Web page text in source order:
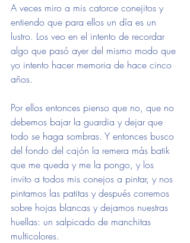
A veces miro a mis catorce conejitos y
entiendo que para ellos un día es un
lustro. Los veo en el intento de recordar
algo que pasó ayer del mismo modo que
yo intento hacer memoria de hace cinco
años.
Por ellos entonces pienso que no, que no
debemos bajar la guardia y dejar que
todo se haga sombras. Y entonces busco
del fondo del cajón la remera más batik
que me queda y me la pongo, y los
invito a todos mis conejos a pintar, y nos
pintamos las patitas y después corremos
sobre hojas blancas y dejamos nuestras
huellas: un salpicado de manchitas
multicolores.